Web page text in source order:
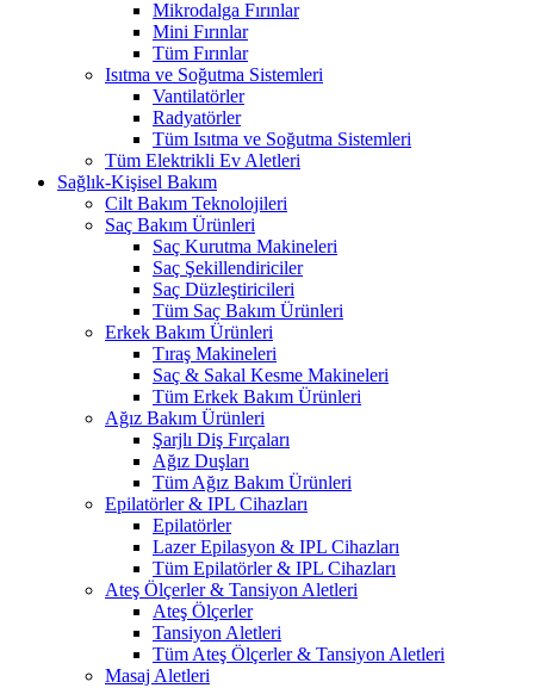
Mikrodalga Fırınlar
Mini Fırınlar
Tüm Fırınlar
Isıtma ve Soğutma Sistemleri
Vantilatörler
Radyatörler
Tüm Isıtma ve Soğutma Sistemleri
Tüm Elektrikli Ev Aletleri
Sağlık-Kişisel Bakım
Cilt Bakım Teknolojileri
Saç Bakım Ürünleri
Saç Kurutma Makineleri
Saç Şekillendiriciler
Saç Düzleştiricileri
Tüm Saç Bakım Ürünleri
Erkek Bakım Ürünleri
Tıraş Makineleri
Saç & Sakal Kesme Makineleri
Tüm Erkek Bakım Ürünleri
Ağız Bakım Ürünleri
Şarjlı Diş Fırçaları
Ağız Duşları
Tüm Ağız Bakım Ürünleri
Epilatörler & IPL Cihazları
Epilatörler
Lazer Epilasyon & IPL Cihazları
Tüm Epilatörler & IPL Cihazları
Ateş Ölçerler & Tansiyon Aletleri
Ateş Ölçerler
Tansiyon Aletleri
Tüm Ateş Ölçerler & Tansiyon Aletleri
Masaj Aletleri